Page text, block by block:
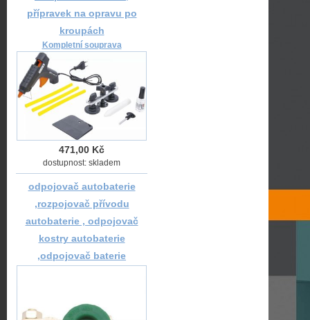
přípravek na opravu po
kroupách
Kompletní souprava
471,00 Kč
dostupnost: skladem
odpojovač autobaterie
,rozpojovač přívodu
autobaterie , odpojovač
kostry autobaterie
,odpojovač baterie